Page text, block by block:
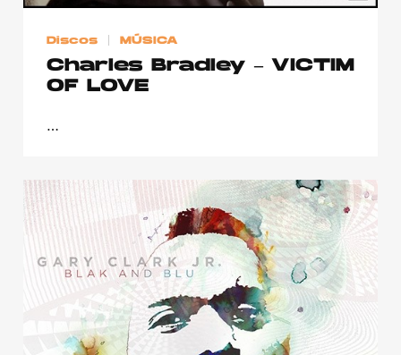
Discos MÚSICA
Charles Bradley – VICTIM
OF LOVE
…